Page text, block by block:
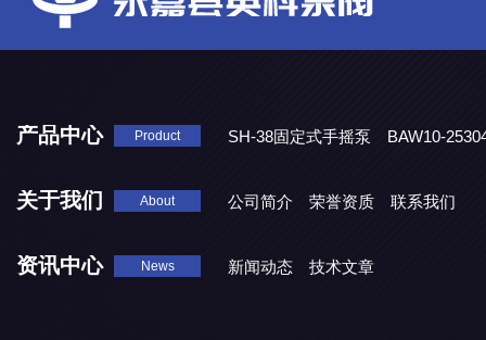
产品中心 Product SH-38固定式手摇泵
BAW10-
关于我们 About 公司简介 荣誉资质 联系我们
资讯中心 News 新闻动态 技术文章